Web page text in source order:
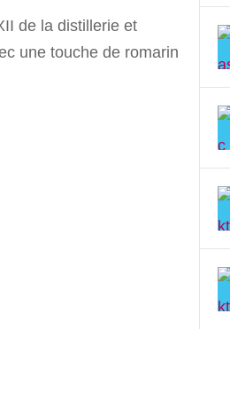
de la distillerie et
une touche de romarin